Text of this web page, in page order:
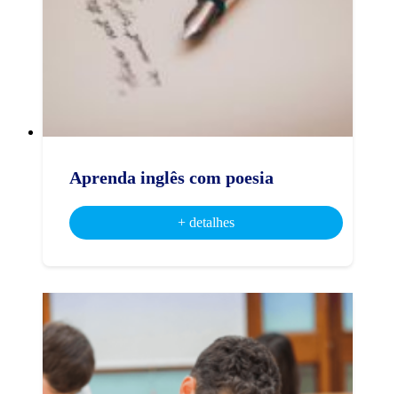
Aprenda inglês com poesia
+ detalhes